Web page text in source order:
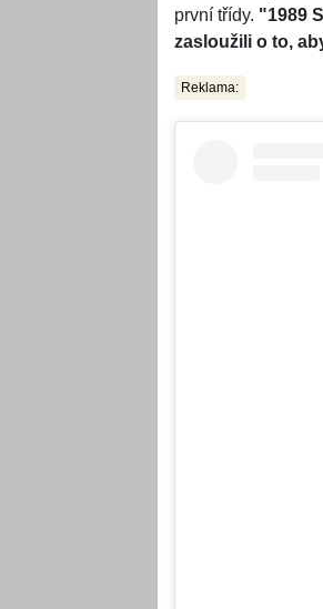
první třídy. "1989
zasloužili o to,
Reklama: